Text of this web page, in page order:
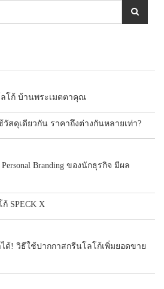
โก้ บ้านพระเมตตาคุณ
สดุเดียวกัน ราคาถึงต่างกันหลายเท่า?
Branding ของนักธุรกิจ มีผล
SPECK X
ด้! วิธีใช้ปากกาสกรีนโลโก้เพิ่มยอดขาย